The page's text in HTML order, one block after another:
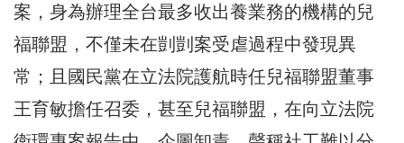
案，身為辦理全台最多收出養業務的機構的兒
福聯盟，不僅未在剴剴案受虐過程中發現異
常；且國民黨在立法院護航時任兒福聯盟董事
王育敏擔任召委，甚至兒福聯盟，在向立法院